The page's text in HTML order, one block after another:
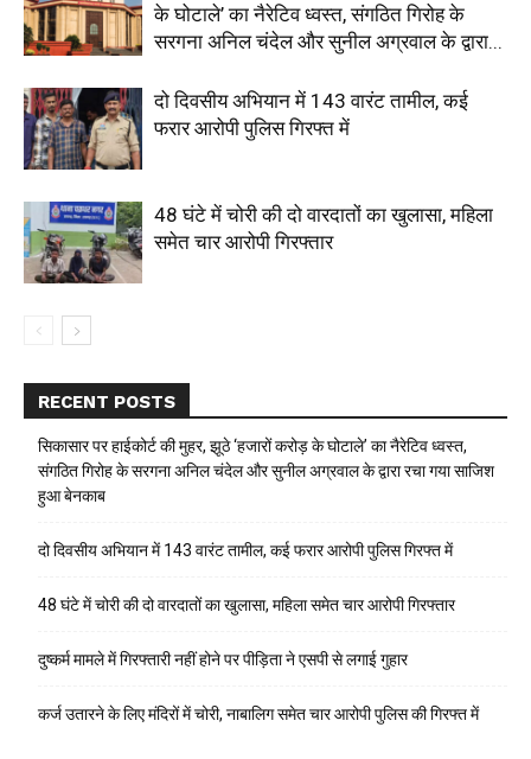
के घोटाले’ का नैरेटिव ध्वस्त, संगठित गिरोह के
सरगना अनिल चंदेल और सुनील अग्रवाल के द्वारा...
दो दिवसीय अभियान में 143 वारंट तामील, कई
फरार आरोपी पुलिस गिरफ्त में
48 घंटे में चोरी की दो वारदातों का खुलासा, महिला
समेत चार आरोपी गिरफ्तार
RECENT POSTS
सिकासार पर हाईकोर्ट की मुहर, झूठे ‘हजारों करोड़ के घोटाले’ का नैरेटिव ध्वस्त,
संगठित गिरोह के सरगना अनिल चंदेल और सुनील अग्रवाल के द्वारा रचा गया साजिश
हुआ बेनकाब
दो दिवसीय अभियान में 143 वारंट तामील, कई फरार आरोपी पुलिस गिरफ्त में
48 घंटे में चोरी की दो वारदातों का खुलासा, महिला समेत चार आरोपी गिरफ्तार
दुष्कर्म मामले में गिरफ्तारी नहीं होने पर पीड़िता ने एसपी से लगाई गुहार
कर्ज उतारने के लिए मंदिरों में चोरी, नाबालिग समेत चार आरोपी पुलिस की गिरफ्त में